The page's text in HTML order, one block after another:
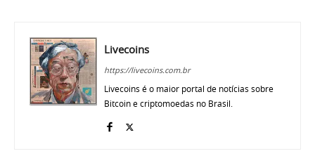
Livecoins
https://livecoins.com.br
Livecoins é o maior portal de notícias sobre
Bitcoin e criptomoedas no Brasil.